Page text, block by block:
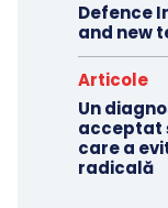
Defence
and new
Articole
Un
acceptat
care a
radicală